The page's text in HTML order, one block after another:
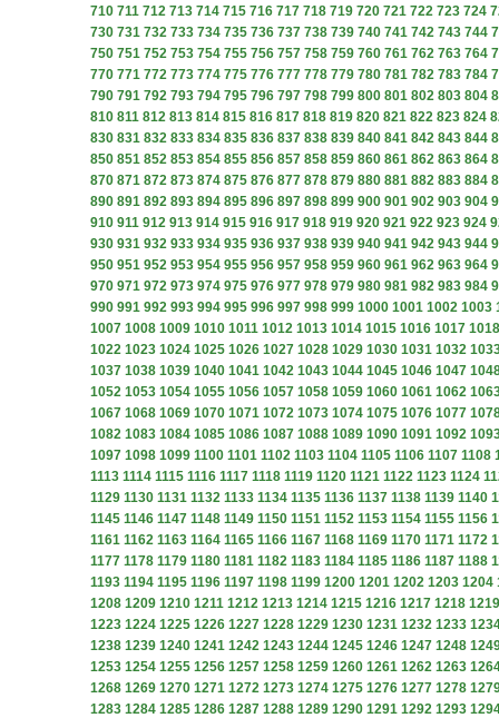
710 711 712 713 714 715 716 717 718 719 720 721 722 723 724
730 731 732 733 734 735 736 737 738 739 740 741 742 743 744
750 751 752 753 754 755 756 757 758 759 760 761 762 763 764
770 771 772 773 774 775 776 777 778 779 780 781 782 783 784
790 791 792 793 794 795 796 797 798 799 800 801 802 803 804
810 811 812 813 814 815 816 817 818 819 820 821 822 823 824
830 831 832 833 834 835 836 837 838 839 840 841 842 843 844
850 851 852 853 854 855 856 857 858 859 860 861 862 863 864
870 871 872 873 874 875 876 877 878 879 880 881 882 883 884
890 891 892 893 894 895 896 897 898 899 900 901 902 903 904
910 911 912 913 914 915 916 917 918 919 920 921 922 923 924
930 931 932 933 934 935 936 937 938 939 940 941 942 943 944
950 951 952 953 954 955 956 957 958 959 960 961 962 963 964
970 971 972 973 974 975 976 977 978 979 980 981 982 983 984
990 991 992 993 994 995 996 997 998 999 1000 1001 1002 1003
1007 1008 1009 1010 1011 1012 1013 1014 1015 1016 1017 1018
1022 1023 1024 1025 1026 1027 1028 1029 1030 1031 1032
1037 1038 1039 1040 1041 1042 1043 1044 1045 1046 1047
1052 1053 1054 1055 1056 1057 1058 1059 1060 1061 1062
1067 1068 1069 1070 1071 1072 1073 1074 1075 1076 1077
1082 1083 1084 1085 1086 1087 1088 1089 1090 1091 1092
1097 1098 1099 1100 1101 1102 1103 1104 1105 1106 1107 1108
1113 1114 1115 1116 1117 1118 1119 1120 1121 1122 1123 1124
1129 1130 1131 1132 1133 1134 1135 1136 1137 1138 1139 1140
1145 1146 1147 1148 1149 1150 1151 1152 1153 1154 1155 1156
1161 1162 1163 1164 1165 1166 1167 1168 1169 1170 1171 1172
1177 1178 1179 1180 1181 1182 1183 1184 1185 1186 1187 1188
1193 1194 1195 1196 1197 1198 1199 1200 1201 1202 1203 1204
1208 1209 1210 1211 1212 1213 1214 1215 1216 1217 1218 1219
1223 1224 1225 1226 1227 1228 1229 1230 1231 1232 1233
1238 1239 1240 1241 1242 1243 1244 1245 1246 1247 1248
1253 1254 1255 1256 1257 1258 1259 1260 1261 1262 1263
1268 1269 1270 1271 1272 1273 1274 1275 1276 1277 1278
1283 1284 1285 1286 1287 1288 1289 1290 1291 1292 1293